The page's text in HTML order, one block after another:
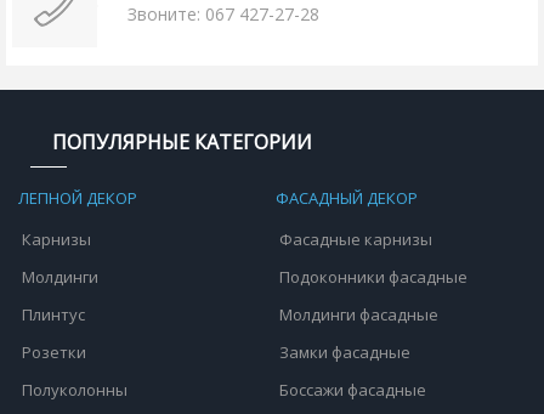
Звоните: 067 427-27-28
ПОПУЛЯРНЫЕ КАТЕГОРИИ
ЛЕПНОЙ ДЕКОР
Карнизы
Молдинги
Плинтус
Розетки
Полуколонны
ФАСАДНЫЙ ДЕКОР
Фасадные карнизы
Подоконники фасадные
Молдинги фасадные
Замки фасадные
Боссажи фасадные